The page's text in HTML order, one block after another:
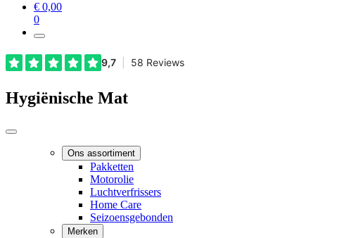
€ 0,00
0
Hygiënische Mat
Ons assortiment
Pakketten
Motorolie
Luchtverfrissers
Home Care
Seizoensgebonden
Merken